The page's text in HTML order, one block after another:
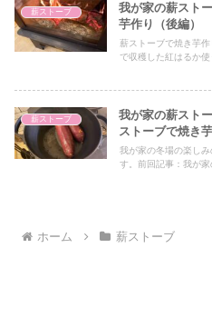
薪ストーブ
我が家の薪スト
芋作り（後編）
薪ストーブで焼き芋
で収穫した紅はるか使
薪ストーブ
我が家の薪スト
ストーブで焼き
我が家の冬場の楽し
す。前回記事：我が家
ホーム 薪ストーブ